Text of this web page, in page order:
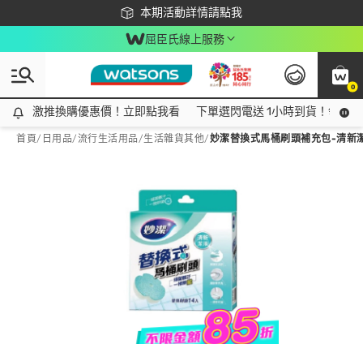
本期活動詳情請點我
下載app最高回饋$350
屈臣氏線上服務
0
激推換購優惠價！立即點我看
激推換購優惠價！立即點我看 下單選閃電送 1小時到貨！領神
首頁/ 日用品/流行生活用品/生活雜貨其他/妙潔替換式馬桶刷頭補充包-清新